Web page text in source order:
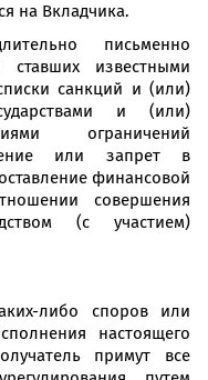
на Вкладчика.
письменно
ставших известными
санкций и (или)
и (или)
ограничений
или запрет в
финансовой
совершения
(с участием)
либо споров или
настоящего
примут все